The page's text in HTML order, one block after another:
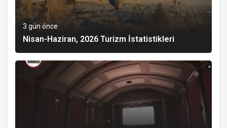
3 gün önce
Nisan-Haziran, 2026 Turizm İstatistikleri